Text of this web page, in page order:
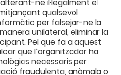
ne il·legalment el
qualsevol
per falsejar-ne la
unilateral, eliminar la
Pel que fa a aquest
que l’organitzador ha
necessaris per
fraudulenta, anòmala o